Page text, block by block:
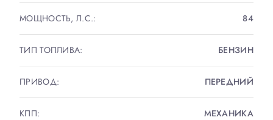
МОЩНОСТЬ, Л.С.: 84
ТИП ТОПЛИВА: БЕНЗИН
ПРИВОД: ПЕРЕДНИЙ
КПП: МЕХАНИКА